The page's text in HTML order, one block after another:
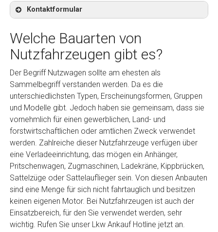
Kontaktformular
Kontaktformular
Marke
Model *
Baujahr
Getriebe
Bekannte Schäden
Welche Bauarten von
Nutzfahrzeugen gibt es?
Der Begriff Nutzwagen sollte am ehesten als
Sammelbegriff verstanden werden. Da es die
unterschiedlichsten Typen, Erscheinungsformen, Gruppen
und Modelle gibt. Jedoch haben sie gemeinsam, dass sie
vornehmlich für einen gewerblichen, Land- und
forstwirtschaftlichen oder amtlichen Zweck verwendet
werden. Zahlreiche dieser Nutzfahrzeuge verfügen über
eine Verladeeinrichtung, das mögen ein Anhänger,
Pritschenwagen, Zugmaschinen, Ladekräne, Kippbrücken,
Sattelzüge oder Sattelauflieger sein. Von diesen Anbauten
sind eine Menge für sich nicht fahrtauglich und besitzen
keinen eigenen Motor. Bei Nutzfahrzeugen ist auch der
Einsatzbereich, für den Sie verwendet werden, sehr
wichtig. Rufen Sie unser Lkw Ankauf Hotline jetzt an.